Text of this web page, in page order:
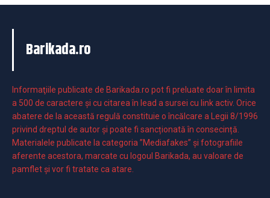
Barikada.ro
Informaţiile publicate de Barikada.ro pot fi preluate doar în limita
a 500 de caractere şi cu citarea în lead a sursei cu link activ. Orice
abatere de la această regulă constituie o încălcare a Legii 8/1996
privind dreptul de autor și poate fi sancționată în consecință.
Materialele publicate la categoria ”Mediafakes” și fotografiile
aferente acestora, marcate cu logoul Barikada, au valoare de
pamflet și vor fi tratate ca atare.